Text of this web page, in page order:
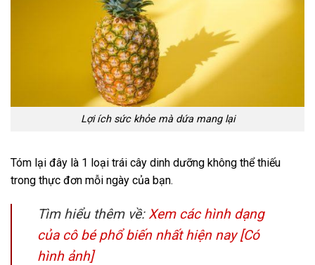
Lợi ích sức khỏe mà dứa mang lại
Tóm lại đây là 1 loại trái cây dinh dưỡng không thể thiếu
trong thực đơn mỗi ngày của bạn.
Tìm hiểu thêm về: Xem các hình dạng
của cô bé phổ biến nhất hiện nay [Có
hình ảnh]